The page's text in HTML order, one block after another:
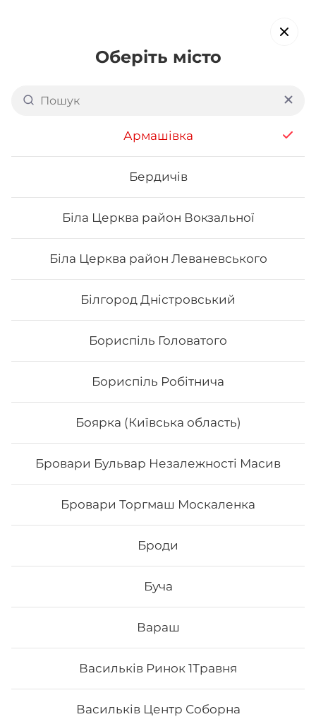
Оберіть місто
Армашівка
Бердичів
Біла Церква район Вокзальної
Біла Церква район Леваневського
Білгород Дністровський
Бориспіль Головатого
Бориспіль Робітнича
Боярка (Київська область)
Бровари Бульвар Незалежності Масив
Бровари Торгмаш Москаленка
Броди
Буча
Вараш
Васильків Ринок 1Травня
Васильків Центр Соборна
Доставка суші в
обирайте страви, які вам подобаються про все інше ми
подбаємо
Акція тижня Сети Роли від шефа
Нігірі
Нігірі з копченим лососем